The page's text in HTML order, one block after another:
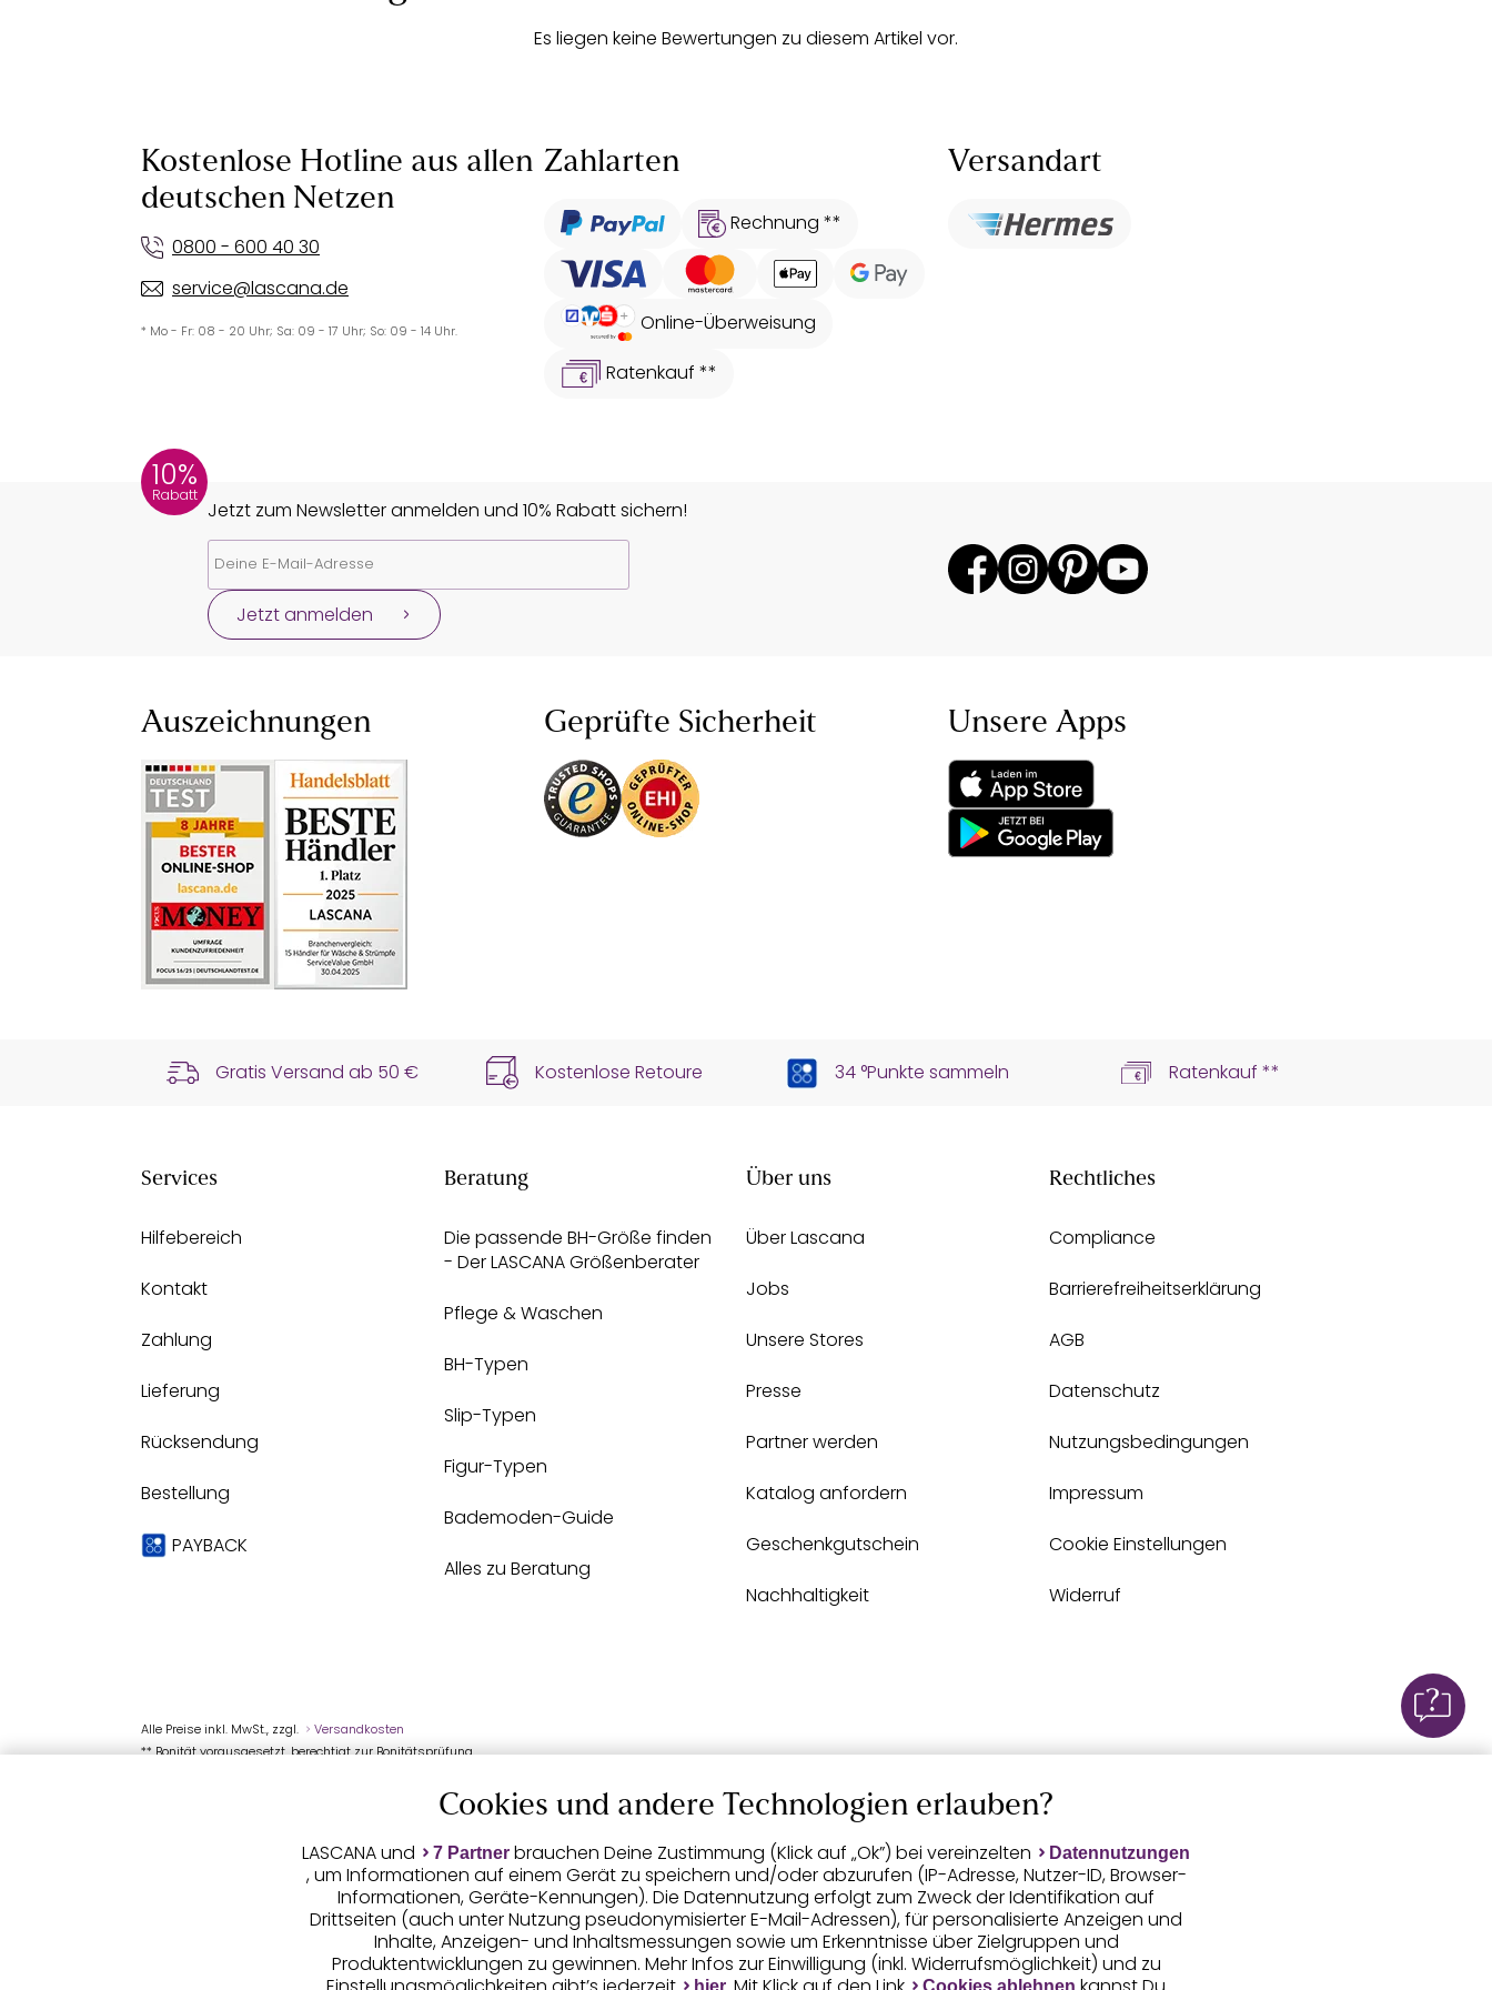
Es liegen keine Bewertungen zu diesem Artikel vor.
Kostenlose Hotline aus allen
deutschen Netzen
0800 - 600 40 30
service@lascana.de
* Mo - Fr: 08 - 20 Uhr; Sa: 09 - 17 Uhr; So: 09 - 14 Uhr.
Zahlarten
Rechnung **
Online-Überweisung
Ratenkauf **
Versandart
10%
Rabatt
Jetzt zum Newsletter anmelden und 10% Rabatt sichern!
Jetzt anmelden
Auszeichnungen Geprüfte Sicherheit Unsere Apps
Gratis Versand ab 50 € Kostenlose Retoure 34 °Punkte sammeln Ratenkauf **
Services
Hilfebereich
Kontakt
Zahlung
Lieferung
Rücksendung
Bestellung
PAYBACK
Beratung
Die passende BH-Größe finden
- Der LASCANA Größenberater
Pflege & Waschen
BH-Typen
Slip-Typen
Figur-Typen
Bademoden-Guide
Alles zu Beratung
Über uns
Über Lascana
Jobs
Unsere Stores
Presse
Partner werden
Katalog anfordern
Geschenkgutschein
Nachhaltigkeit
Rechtliches
Compliance
Barrierefreiheitserklärung
AGB
Datenschutz
Nutzungsbedingungen
Impressum
Cookie Einstellungen
Widerruf
Alle Preise inkl. MwSt., zzgl.
Versandkosten
** Bonität vorausgesetzt, berechtigt zur Bonitätsprüfung
Cookies und andere Technologien erlauben?
LASCANA und 7 Partner brauchen Deine Zustimmung (Klick auf „Ok”) bei vereinzelten Datennutzungen
, um Informationen auf einem Gerät zu speichern und/oder abzurufen (IP-Adresse, Nutzer-ID, Browser-
Informationen, Geräte-Kennungen). Die Datennutzung erfolgt zum Zweck der Identifikation auf
Drittseiten (auch unter Nutzung pseudonymisierter E-Mail-Adressen), für personalisierte Anzeigen und
Inhalte, Anzeigen- und Inhaltsmessungen sowie um Erkenntnisse über Zielgruppen und
Produktentwicklungen zu gewinnen. Mehr Infos zur Einwilligung (inkl. Widerrufsmöglichkeit) und zu